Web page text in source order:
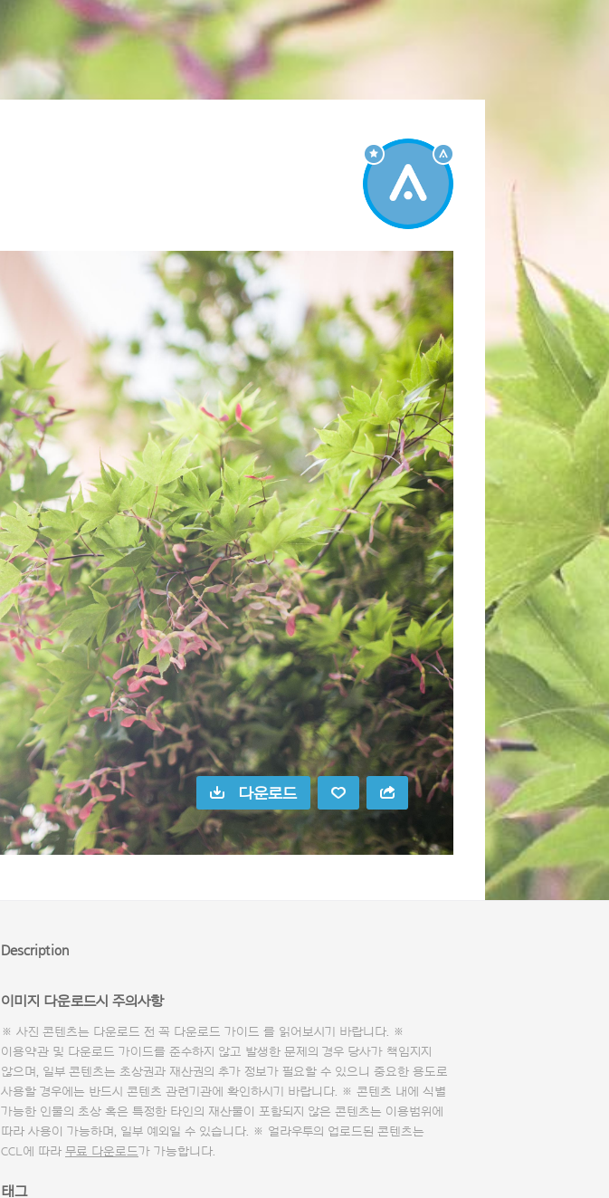
다운로드
Description
이미지 다운로드시 주의사항
※ 사진 콘텐츠는 다운로드 전 꼭 다운로드 가이드 를 읽어보시기 바랍니다. ※
이용약관 및 다운로드 가이드를 준수하지 않고 발생한 문제의 경우 당사가 책임지지
않으며, 일부 콘텐츠는 초상권과 재산권의 추가 정보가 필요할 수 있으니 중요한 용도로
사용할 경우에는 반드시 콘텐츠 관련기관에 확인하시기 바랍니다. ※ 콘텐츠 내에 식별
가능한 인물의 초상 혹은 특정한 타인의 재산물이 포함되지 않은 콘텐츠는 이용범위에
따라 사용이 가능하며, 일부 예외일 수 있습니다. ※ 얼라우투의 업로드된 콘텐츠는
CCL에 따라 무료 다운로드가 가능합니다.
태그